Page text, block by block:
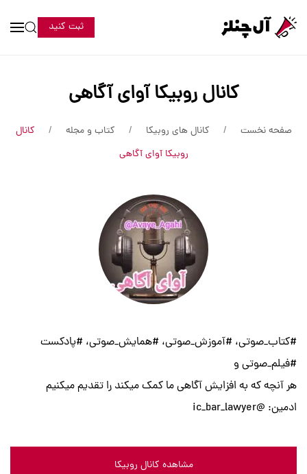
ثبت کنید
کانال روبیکا آوای آگاهی
صفحه نخست کانال های روبیکا کتاب و مجله
کانال
روبیکا آوای آگاهی
#کتاب_صوتی، #آموزش_صوتی، #همایش_صوتی، #پادکست
#فیلم_صوتی و
هر آنچه که به افزایش آگاهی ما کمک میکند را تقدیم میکنیم
ادمین: @ic_bar_lawyer
مشاهده کانال روبیکا